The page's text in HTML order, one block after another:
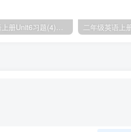
一年级英语上册Unit6习题(4)（人教一起点）